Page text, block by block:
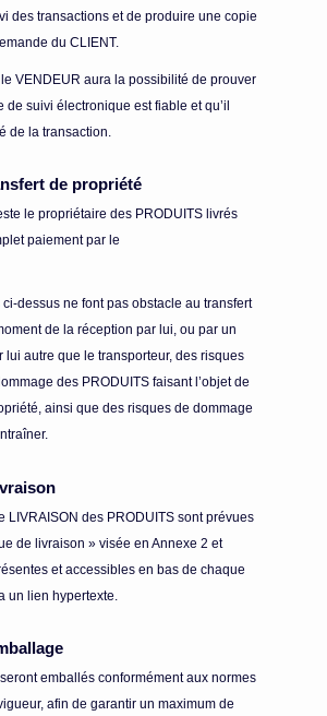
des transactions et de produire une copie
du CLIENT.
VENDEUR aura la possibilité de prouver
de suivi électronique est fiable et qu’il
de la transaction.
de propriété
le propriétaire des PRODUITS livrés
paiement par le
dessus ne font pas obstacle au transfert
de la réception par lui, ou par un
lui autre que le transporteur, des risques
des PRODUITS faisant l’objet de
ainsi que des risques de dommage
LIVRAISON des PRODUITS sont prévues
de livraison » visée en Annexe 2 et
et accessibles en bas de chaque
un lien hypertexte.
emballés conformément aux normes
afin de garantir un maximum de